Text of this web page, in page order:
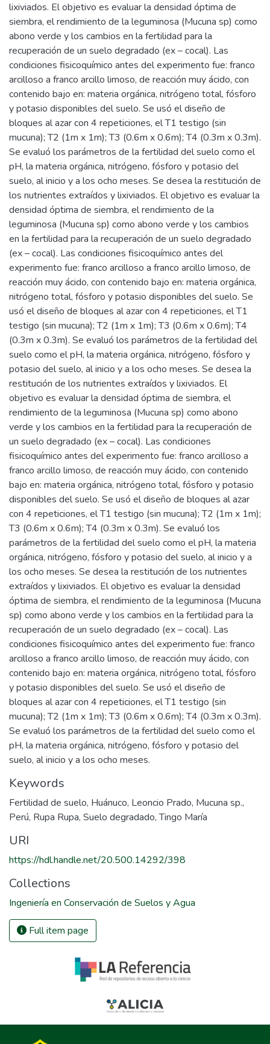
lixiviados. El objetivo es evaluar la densidad óptima de
siembra, el rendimiento de la leguminosa (Mucuna sp) como
abono verde y los cambios en la fertilidad para la
recuperación de un suelo degradado (ex – cocal). Las
condiciones fisicoquímico antes del experimento fue: franco
arcilloso a franco arcillo limoso, de reacción muy ácido, con
contenido bajo en: materia orgánica, nitrógeno total, fósforo
y potasio disponibles del suelo. Se usó el diseño de
bloques al azar con 4 repeticiones, el T1 testigo (sin
mucuna); T2 (1m x 1m); T3 (0.6m x 0.6m); T4 (0.3m x 0.3m).
Se evaluó los parámetros de la fertilidad del suelo como el
pH, la materia orgánica, nitrógeno, fósforo y potasio del
suelo, al inicio y a los ocho meses. Se desea la restitución de
los nutrientes extraídos y lixiviados. El objetivo es evaluar la
densidad óptima de siembra, el rendimiento de la
leguminosa (Mucuna sp) como abono verde y los cambios
en la fertilidad para la recuperación de un suelo degradado
(ex – cocal). Las condiciones fisicoquímico antes del
experimento fue: franco arcilloso a franco arcillo limoso, de
reacción muy ácido, con contenido bajo en: materia orgánica,
nitrógeno total, fósforo y potasio disponibles del suelo. Se
usó el diseño de bloques al azar con 4 repeticiones, el T1
testigo (sin mucuna); T2 (1m x 1m); T3 (0.6m x 0.6m); T4
(0.3m x 0.3m). Se evaluó los parámetros de la fertilidad del
suelo como el pH, la materia orgánica, nitrógeno, fósforo y
potasio del suelo, al inicio y a los ocho meses. Se desea la
restitución de los nutrientes extraídos y lixiviados. El
objetivo es evaluar la densidad óptima de siembra, el
rendimiento de la leguminosa (Mucuna sp) como abono
verde y los cambios en la fertilidad para la recuperación de
un suelo degradado (ex – cocal). Las condiciones
fisicoquímico antes del experimento fue: franco arcilloso a
franco arcillo limoso, de reacción muy ácido, con contenido
bajo en: materia orgánica, nitrógeno total, fósforo y potasio
disponibles del suelo. Se usó el diseño de bloques al azar
con 4 repeticiones, el T1 testigo (sin mucuna); T2 (1m x 1m);
T3 (0.6m x 0.6m); T4 (0.3m x 0.3m). Se evaluó los
parámetros de la fertilidad del suelo como el pH, la materia
orgánica, nitrógeno, fósforo y potasio del suelo, al inicio y a
los ocho meses. Se desea la restitución de los nutrientes
extraídos y lixiviados. El objetivo es evaluar la densidad
óptima de siembra, el rendimiento de la leguminosa (Mucuna
sp) como abono verde y los cambios en la fertilidad para la
recuperación de un suelo degradado (ex – cocal). Las
condiciones fisicoquímico antes del experimento fue: franco
arcilloso a franco arcillo limoso, de reacción muy ácido, con
contenido bajo en: materia orgánica, nitrógeno total, fósforo
y potasio disponibles del suelo. Se usó el diseño de
bloques al azar con 4 repeticiones, el T1 testigo (sin
mucuna); T2 (1m x 1m); T3 (0.6m x 0.6m); T4 (0.3m x 0.3m).
Se evaluó los parámetros de la fertilidad del suelo como el
pH, la materia orgánica, nitrógeno, fósforo y potasio del
suelo, al inicio y a los ocho meses.
Keywords
Fertilidad de suelo, Huánuco, Leoncio Prado, Mucuna sp.,
Perú, Rupa Rupa, Suelo degradado,Tingo María
URI
https://hdl.handle.net/20.500.14292/398
Collections
Ingeniería en Conservación de Suelos y Agua
Full item page